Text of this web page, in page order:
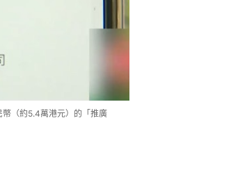
（約5.4萬港元）的「推廣